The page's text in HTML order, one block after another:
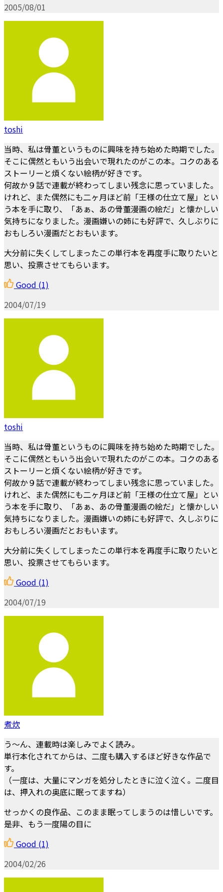
2005/08/01
toshi
当時、私は骨董というものに興味を持ち始めた時期でした。
そこに偶然ともいう出会いで現れたのがこの本。コクのある
ストーリーと煩くない絵柄が好きです。
何故か９話で連載が終わってしまい残念に思っていました。
けれど、また偶然にも二ヶ月ほど前「王様の仕立て屋」とい
う本を手に取り、「あぁ、あの骨董漫画の絵だ」と懐かしい
気持ちになりました。漫画嫌いの姉にも好評で、久しぶりに
おもしろい漫画だとおもいます。
大分前に失くしてしまったこの単行本を再度手に取りたいと
思い、投票させてもらいます。
Good (1)
2004/07/19
toshi
当時、私は骨董というものに興味を持ち始めた時期でした。
そこに偶然ともいう出会いで現れたのがこの本。コクのある
ストーリーと煩くない絵柄が好きです。
何故か９話で連載が終わってしまい残念に思っていました。
けれど、また偶然にも二ヶ月ほど前「王様の仕立て屋」とい
う本を手に取り、「あぁ、あの骨董漫画の絵だ」と懐かしい
気持ちになりました。漫画嫌いの姉にも好評で、久しぶりに
おもしろい漫画だとおもいます。
大分前に失くしてしまったこの単行本を再度手に取りたいと
思い、投票させてもらいます。
Good (1)
2004/07/19
煮炊
う～ん、連載時は楽しみでよく読み。
単行本化されてからは、二度も購入するほど好きな作品で
す。
（一度は、大量にマンガを処分したときに泣く泣く。二度目
は、押入れの奥底に眠ってますね）
せっかくの良作品、このまま眠ってしまうのは惜しいです。
是非、もう一度陽の目に
Good (1)
2004/02/26